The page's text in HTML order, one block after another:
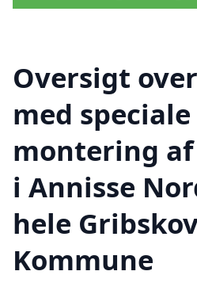
Oversigt
med speciale
montering
i Annisse
hele
Kommune